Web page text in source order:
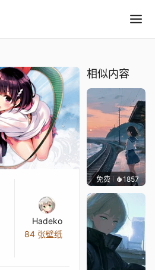
Hadeko
84 张壁纸
相似内容
免费 1857辰东